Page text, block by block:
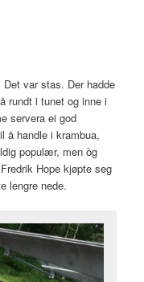
var stas. Der hadde
rundt i tunet og inne i
servera ei god
å handle i krambua,
populær, men òg
Hope kjøpte seg
lengre nede.